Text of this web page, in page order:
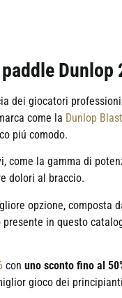
Dunlop
dei giocatori
come la Dunlop Blast
piú comodo.
come la gamma di
dolori al braccio.
opzione, composta
in questo
con uno sconto fino al
gioco dei